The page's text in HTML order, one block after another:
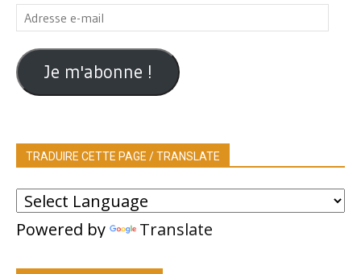
Adresse
e-
mail
Je m'abonne !
TRADUIRE CETTE PAGE / TRANSLATE
Powered by Translate